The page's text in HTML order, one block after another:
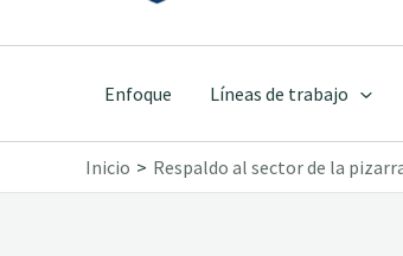
Enfoque Líneas de trabajo
Inicio Respaldo al sector de la